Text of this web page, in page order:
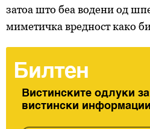
затоа што беа водени од
миметичка вредност како
Билтен
Вистинските одлуки
вистински информации